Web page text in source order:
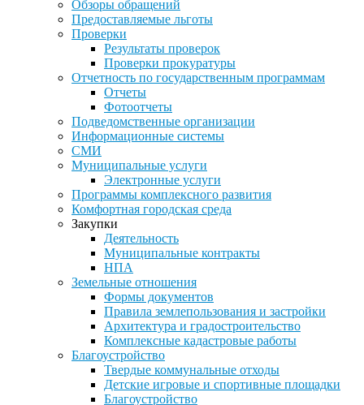
Обзоры обращений
Предоставляемые льготы
Проверки
Результаты проверок
Проверки прокуратуры
Отчетность по государственным программам
Отчеты
Фотоотчеты
Подведомственные организации
Информационные системы
СМИ
Муниципальные услуги
Электронные услуги
Программы комплексного развития
Комфортная городская среда
Закупки
Деятельность
Муниципальные контракты
НПА
Земельные отношения
Формы документов
Правила землепользования и застройки
Архитектура и градостроительство
Комплексные кадастровые работы
Благоустройство
Твердые коммунальные отходы
Детские игровые и спортивные площадки
Благоустройство